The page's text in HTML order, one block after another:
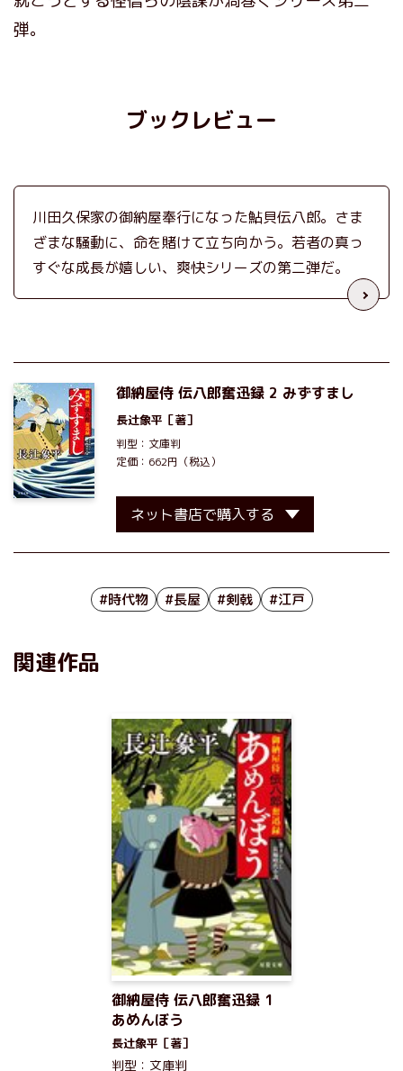
弾。
ブックレビュー
川田久保家の御納屋奉行になった鮎貝伝八郎。さま
ざまな騒動に、命を賭けて立ち向かう。若者の真っ
すぐな成長が嬉しい、爽快シリーズの第二弾だ。
御納屋侍 伝八郎奮迅録 2 みずすまし
長辻象平 ［著］
判型：文庫判
定価：662円（税込）
ネット書店で購入する
#時代物 #長屋 #剣戟 #江戸
関連作品
御納屋侍 伝八郎奮迅録 1
あめんぼう
長辻象平［著］
判型：文庫判